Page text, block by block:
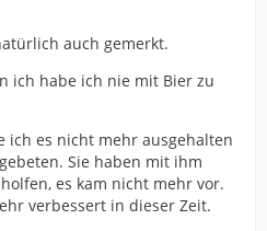
auch gemerkt.
ich habe ich nie mit Bier zu
ich es nicht mehr ausgehalten
Sie haben mit ihm
es kam nicht mehr vor.
verbessert in dieser Zeit.